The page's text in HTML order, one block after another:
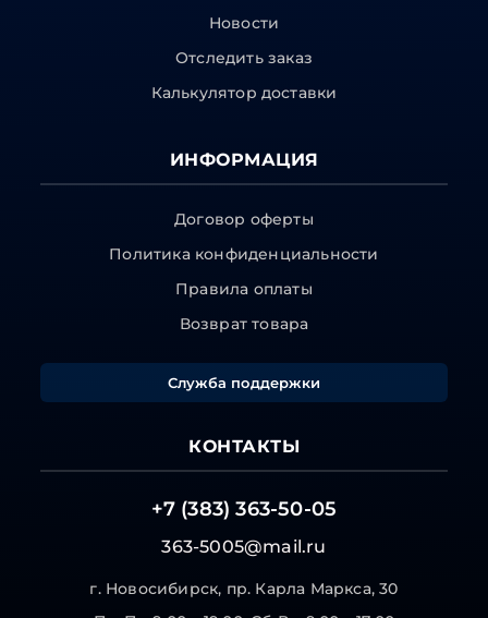
Новости
Отследить заказ
Калькулятор доставки
ИНФОРМАЦИЯ
Договор оферты
Политика конфиденциальности
Правила оплаты
Возврат товара
Служба поддержки
КОНТАКТЫ
+7 (383) 363-50-05
363-5005@mail.ru
г. Новосибирск, пр. Карла Маркса, 30